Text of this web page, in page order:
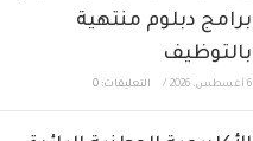
برامج دبلوم منتهية
بالتوظيف
6 أغسطس، 2026 / التعليقات: 0